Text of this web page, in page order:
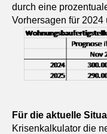
durch eine
Vorhersagen für
Für die aktuelle
Krisenkalkulator die